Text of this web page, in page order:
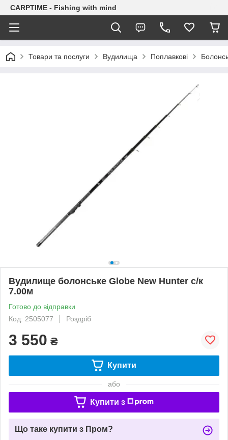
CARPTIME - Fishing with mind
Товари та послуги Вудилища Поплавкові
Вудилище болонське Globe New Hunter с/к
7.00м
Готово до відправки
Код: 2505077
Роздріб
3 550 ₴
Купити
або
Купити з
Що таке купити з Пром?